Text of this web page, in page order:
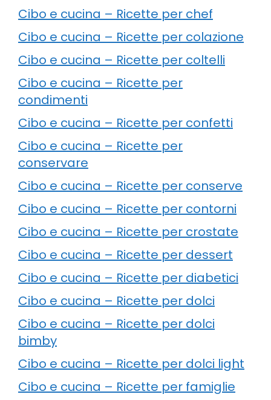
Cibo e cucina – Ricette per chef
Cibo e cucina – Ricette per colazione
Cibo e cucina – Ricette per coltelli
Cibo e cucina – Ricette per
condimenti
Cibo e cucina – Ricette per confetti
Cibo e cucina – Ricette per
conservare
Cibo e cucina – Ricette per conserve
Cibo e cucina – Ricette per contorni
Cibo e cucina – Ricette per crostate
Cibo e cucina – Ricette per dessert
Cibo e cucina – Ricette per diabetici
Cibo e cucina – Ricette per dolci
Cibo e cucina – Ricette per dolci
bimby
Cibo e cucina – Ricette per dolci light
Cibo e cucina – Ricette per famiglie